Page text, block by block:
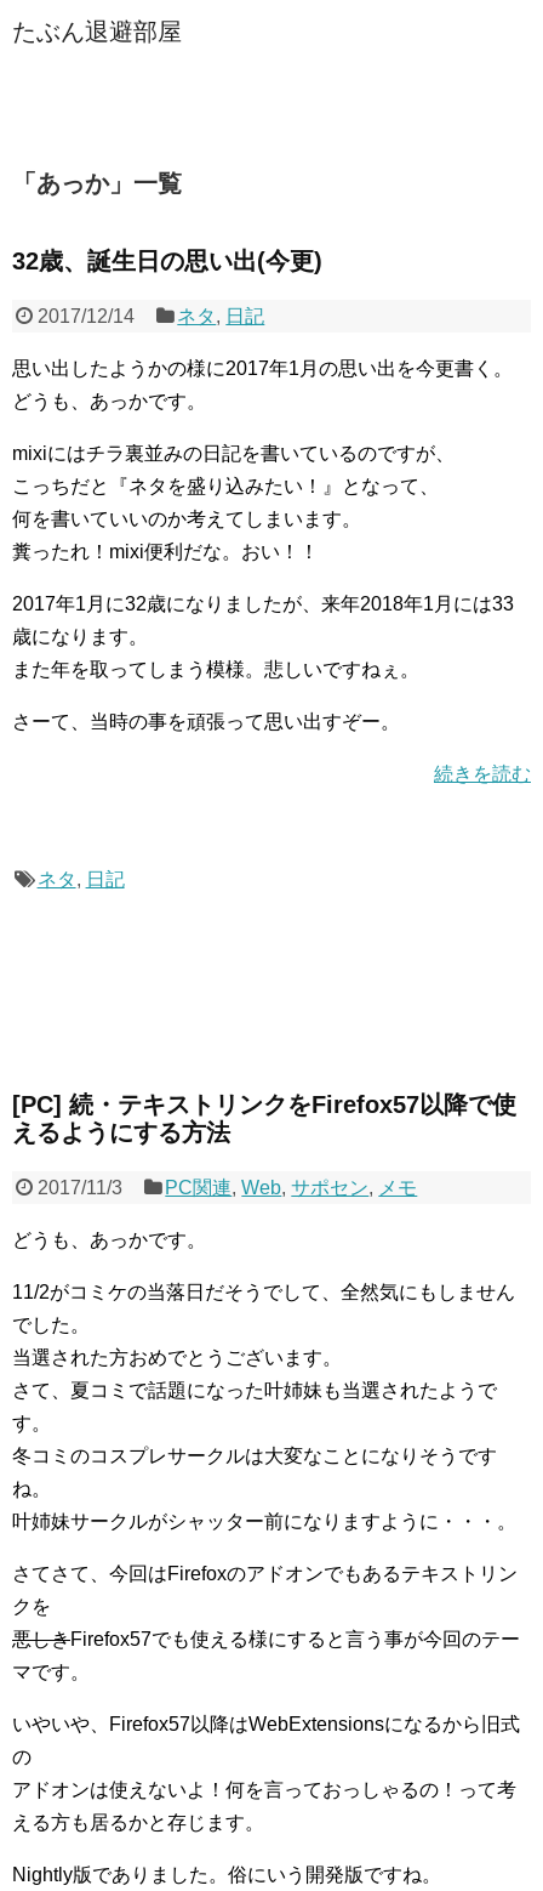
たぶん退避部屋
「 あっか」 一覧
32歳、誕生日の思い出(今更)
2017/12/14 ネタ, 日記
思い出したようかの様に2017年1月の思い出を今更書く。
どうも、あっかです。
mixiにはチラ裏並みの日記を書いているのですが、
こっちだと『ネタを盛り込みたい！』となって、
何を書いていいのか考えてしまいます。
糞ったれ！mixi便利だな。おい！！
2017年1月に32歳になりましたが、来年2018年1月には33
歳になります。
また年を取ってしまう模様。悲しいですねぇ。
さーて、当時の事を頑張って思い出すぞー。
続きを読む
ネタ, 日記
[PC] 続・テキストリンクをFirefox57以降で使
えるようにする方法
2017/11/3 PC関連,Web,サポセン, メモ
どうも、あっかです。
11/2がコミケの当落日だそうでして、全然気にもしません
でした。
当選された方おめでとうございます。
さて、夏コミで話題になった叶姉妹も当選されたようで
す。
冬コミのコスプレサークルは大変なことになりそうです
ね。
叶姉妹サークルがシャッター前になりますように・・・。
さてさて、今回はFirefoxのアドオンでもあるテキストリン
クを
悪しきFirefox57でも使える様にすると言う事が今回のテー
マです。
いやいや、Firefox57以降はWebExtensionsになるから旧式
の
アドオンは使えないよ！何を言っておっしゃるの！って考
える方も居るかと存じます。
Nightly版でありました。俗にいう開発版ですね。